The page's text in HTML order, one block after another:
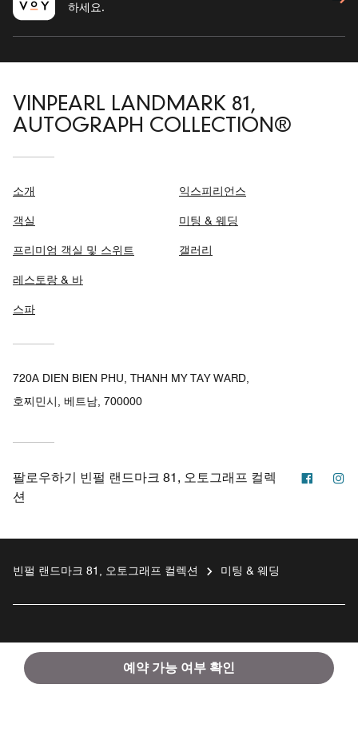
예약 가능 여부 확인
하세요.
VINPEARL LANDMARK 81,
AUTOGRAPH COLLECTION®
소개
객실
프리미엄 객실 및 스위트
레스토랑 & 바
스파
익스피리언스
미팅 & 웨딩
갤러리
720A DIEN BIEN PHU, THANH MY TAY WARD,
호찌민시, 베트남, 700000
팔로우하기
빈펄 랜드마크 81, 오토그래프 컬렉
션
페이스
빈펄 랜드마크 81, 오토그래프 컬렉션 미팅 & 웨딩
투숙객용